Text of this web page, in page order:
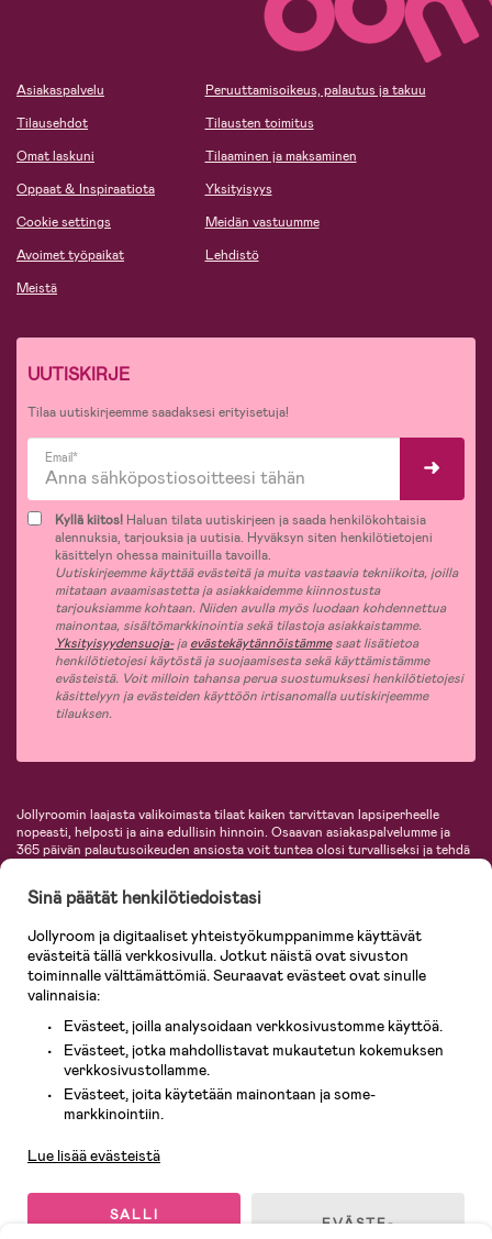
Asiakaspalvelu
Tilausehdot
Omat laskuni
Oppaat & Inspiraatiota
Cookie settings
Avoimet työpaikat
Meistä
Peruuttamisoikeus, palautus ja takuu
Tilausten toimitus
Tilaaminen ja maksaminen
Yksityisyys
Meidän vastuumme
Lehdistö
UUTISKIRJE
Tilaa uutiskirjeemme saadaksesi erityisetuja!
Email*
Kyllä kiitos! Haluan tilata uutiskirjeen ja saada henkilökohtaisia
alennuksia, tarjouksia ja uutisia. Hyväksyn siten henkilötietojeni
käsittelyn ohessa mainituilla tavoilla.
Uutiskirjeemme käyttää evästeitä ja muita vastaavia tekniikoita, joilla
mitataan avaamisastetta ja asiakkaidemme kiinnostusta
tarjouksiamme kohtaan. Niiden avulla myös luodaan kohdennettua
mainontaa, sisältömarkkinointia sekä tilastoja asiakkaistamme.
Yksityisyydensuoja-jaevästekäytännöistämmesaat lisätietoa
henkilötietojesi käytöstä ja suojaamisesta sekä käyttämistämme
evästeistä. Voit milloin tahansa perua suostumuksesi henkilötietojesi
käsittelyyn ja evästeiden käyttöön irtisanomalla uutiskirjeemme
tilauksen.
Jollyroomin laajasta valikoimasta tilaat kaiken tarvittavan lapsiperheelle
nopeasti, helposti ja aina edullisin hinnoin. Osaavan asiakaspalvelumme ja
365 päivän palautusoikeuden ansiosta voit tuntea olosi turvalliseksi ja tehdä
lastentarvikkeita sekä paljon muuta. Meiltä löydät lukuisia tunnettuja
KidKraft, Ergobaby, Philips Avent, Neonate, Cybex, LEGO ja monia muita!
Tervetuloa shoppailemaan Pohjoismaiden suurimpaan lastentarvikkeiden
verkkokauppaan!
Sinä päätät henkilötiedoistasi
Jollyroom ja digitaaliset yhteistyökumppanimme käyttävät
evästeitä tällä verkkosivulla. Jotkut näistä ovat sivuston
toiminnalle välttämättömiä. Seuraavat evästeet ovat sinulle
valinnaisia:
Evästeet, joilla analysoidaan verkkosivustomme käyttöä.
Evästeet, jotka mahdollistavat mukautetun kokemuksen
verkkosivustollamme.
Evästeet, joita käytetään mainontaan ja some-
markkinointiin.
Lue lisää evästeistä
SALLI
EVÄSTE-